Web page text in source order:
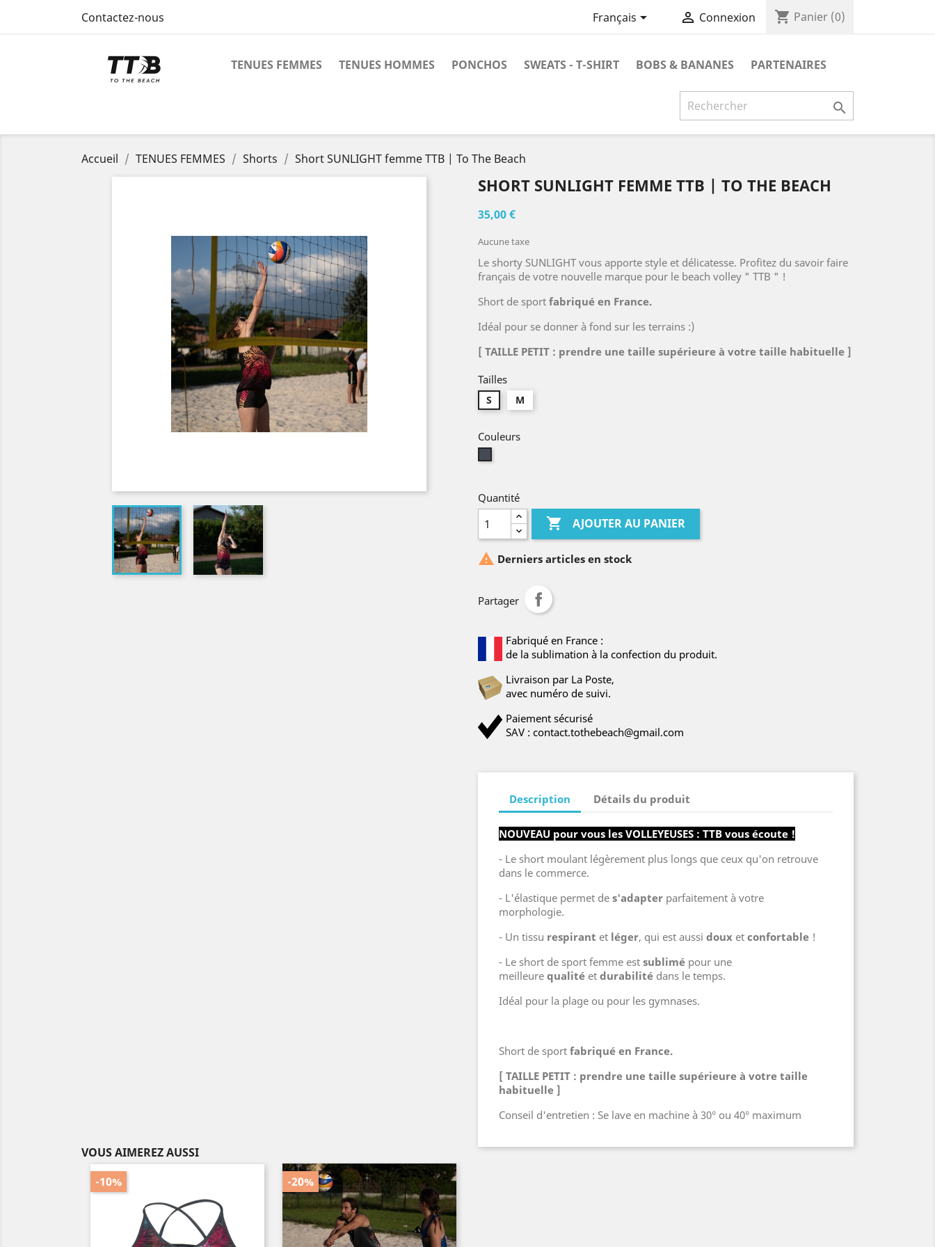
Contactez-nous Français  Connexion shopping_cart Panier (0)
TENUES FEMMES TENUES HOMMES PONCHOS SWEATS - T-SHIRT BOBS & BANANES PARTENAIRES

Accueil TENUES FEMMES Shorts Short SUNLIGHT femme TTB | To The Beach
SHORT SUNLIGHT FEMME TTB | TO THE BEACH
35,00 €
Aucune taxe
Le shorty SUNLIGHT vous apporte style et délicatesse. Profitez du savoir faire
français de votre nouvelle marque pour le beach volley " TTB " !
Short de sport fabriqué en France.
Idéal pour se donner à fond sur les terrains :)
[ TAILLE PETIT : prendre une taille supérieure à votre taille habituelle ]
Tailles
S M
Couleurs
Quantité
 AJOUTER AU PANIER
 Derniers articles en stock
Partager
Fabriqué en France :
de la sublimation à la confection du produit.
Livraison par La Poste,
avec numéro de suivi.
Paiement sécurisé
SAV : contact.tothebeach@gmail.com
Description Détails du produit
NOUVEAU pour vous les VOLLEYEUSES : TTB vous écoute !
- Le short moulant légèrement plus longs que ceux qu'on retrouve
dans le commerce.
- L'élastique permet de s'adapter parfaitement à votre
morphologie.
- Un tissu respirant et léger, qui est aussi doux et confortable !
- Le short de sport femme est sublimé pour une
meilleure qualité et durabilité dans le temps.
Idéal pour la plage ou pour les gymnases.
Short de sport fabriqué en France.
[ TAILLE PETIT : prendre une taille supérieure à votre taille
habituelle ]
Conseil d'entretien : Se lave en machine à 30° ou 40° maximum
VOUS AIMEREZ AUSSI
-10% -20%